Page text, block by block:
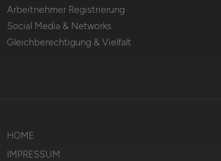
Arbeitnehmer Registrierung
Social Media & Networks
Gleichberechtigung & Vielfalt
HOME
IMPRESSUM